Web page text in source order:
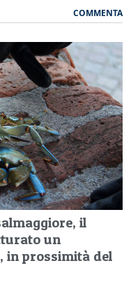
COMMENTA
il
un
in prossimità del